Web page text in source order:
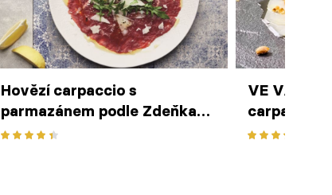
Hovězí carpaccio s
parmazánem podle Zdeňka
Pohlreicha
VE VARU:
carpaccio
a